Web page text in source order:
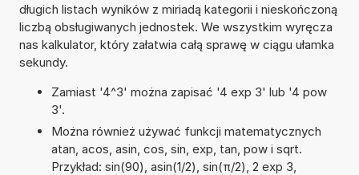
długich listach wyników z miriadą kategorii i nieskończoną
liczbą obsługiwanych jednostek. We wszystkim wyręcza
nas kalkulator, który załatwia całą sprawę w ciągu ułamka
sekundy.
Zamiast '4^3' można zapisać '4 exp 3' lub '4 pow
3'.
Można również używać funkcji matematycznych
atan, acos, asin, cos, sin, exp, tan, pow i sqrt.
Przykład: sin(90), asin(1/2), sin(π/2), 2 exp 3,